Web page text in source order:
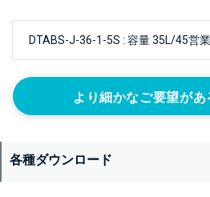
より細かなご要望があ
各種ダウンロード